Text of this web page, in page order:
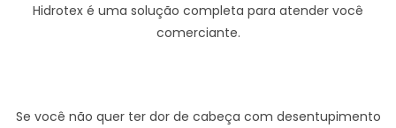
Hidrotex é uma solução completa para atender você
comerciante.
Se você não quer ter dor de cabeça com desentupimento